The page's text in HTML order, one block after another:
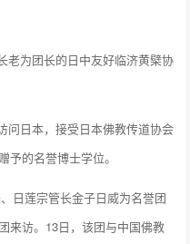
为团长的日中友好临济黄檗协
日本，接受日本佛教传道协会
予的名誉博士学位。
莲宗管长金子日威为名誉团
来访。13日，该团与中国佛教